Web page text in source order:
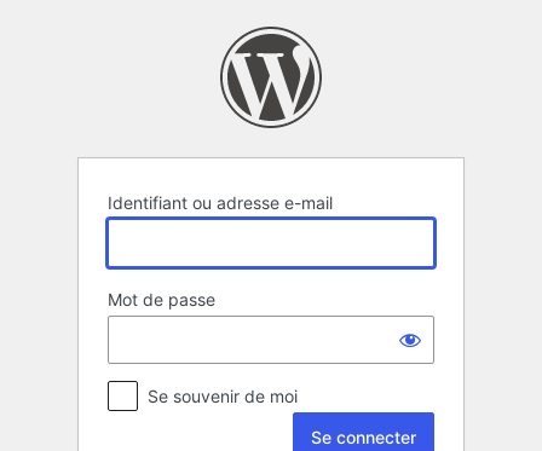
Identifiant ou adresse e-mail
Mot de passe
Se souvenir de moi